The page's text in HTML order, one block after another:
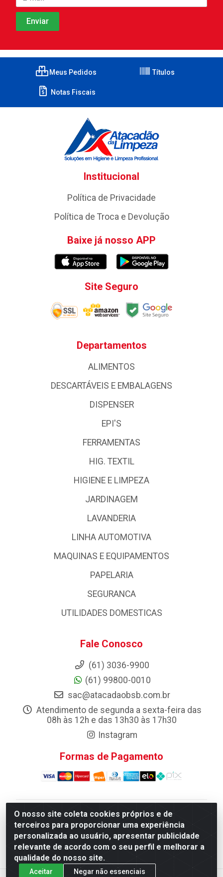
O nosso site coleta cookies próprios e de
terceiros para proporcionar uma experiência
personalizada ao usuário, apresentar publicidade
relevante de acordo com o seu perfil e melhorar a
qualidade do nosso site.
Aceitar Negar não essenciais
Meus Pedidos Títulos
Notas Fiscais
Institucional
Política de Privacidade
Política de Troca e Devolução
Baixe já nosso APP
Site Seguro
Departamentos
ALIMENTOS
DESCARTÁVEIS E EMBALAGENS
DISPENSER
EPI'S
FERRAMENTAS
HIG. TEXTIL
HIGIENE E LIMPEZA
JARDINAGEM
LAVANDERIA
LINHA AUTOMOTIVA
MAQUINAS E EQUIPAMENTOS
PAPELARIA
SEGURANCA
UTILIDADES DOMESTICAS
Fale Conosco
(61) 3036-9900
(61) 99800-0010
sac@atacadaobsb.com.br
Atendimento de segunda a sexta-feira das
08h às 12h e das 13h30 às 17h30
Instagram
Formas de Pagamento
Atacadao da Limpeza F. Pereira Queiroz Comercio e
Distribuicao LTDA - Quadra Qi 10 Lotes 39 e, 41 - Setor
Industrial (Taguatinga), Brasília/DF - CEP 72.135-100 -
CNPJ 13.184.675/0001-80